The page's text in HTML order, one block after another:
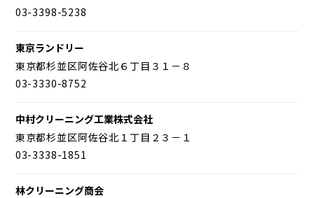
03-3398-5238
東京ランドリー
東京都杉並区阿佐谷北６丁目３１－８
03-3330-8752
中村クリーニング工業株式会社
東京都杉並区阿佐谷北１丁目２３－１
03-3338-1851
林クリーニング商会